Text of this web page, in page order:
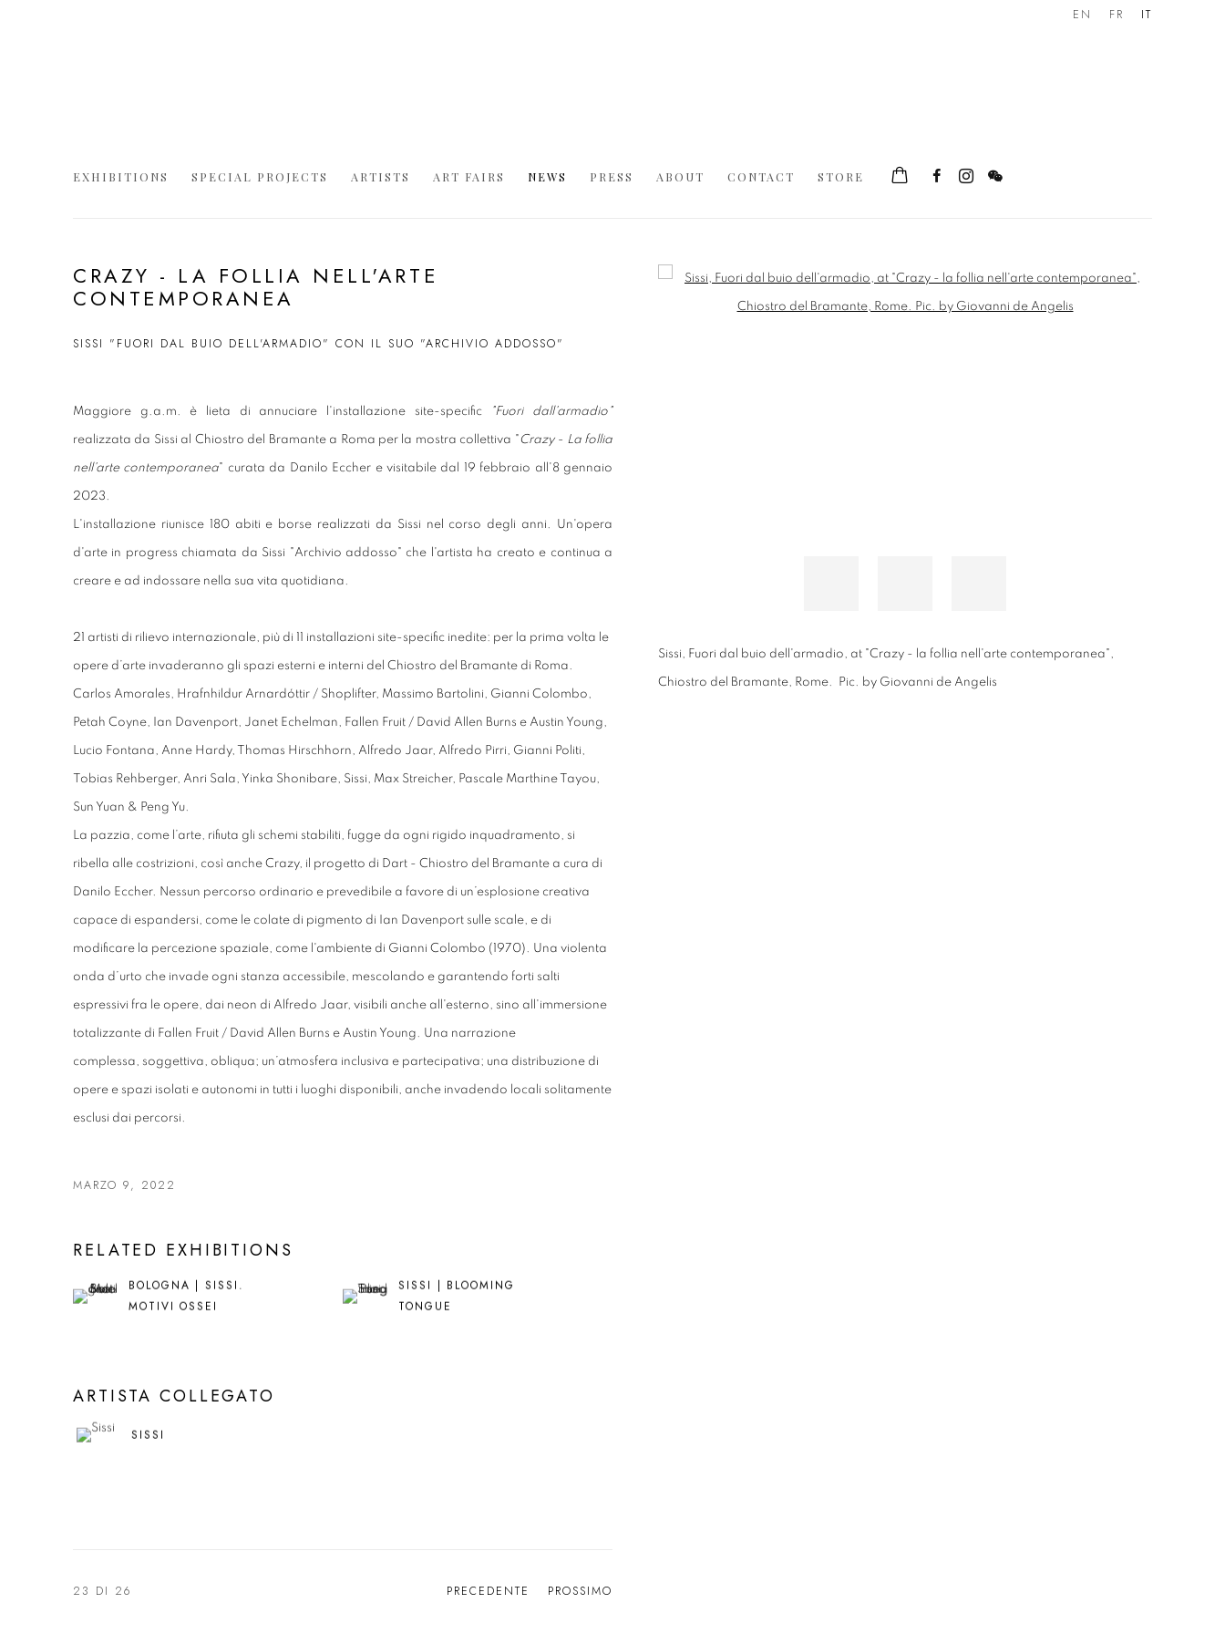
EXHIBITIONS SPECIAL PROJECTS ARTISTS ART FAIRS NEWS PRESS ABOUT CONTACT STORE
EN FR IT
CRAZY - LA FOLLIA NELL'ARTE
CONTEMPORANEA
SISSI "FUORI DAL BUIO DELL'ARMADIO" CON IL SUO "ARCHIVIO ADDOSSO"
Open a larger version of the following image in a popup:
Sissi, Fuori dal buio dell'armadio, at "Crazy - la follia nell'arte contemporanea",
Chiostro del Bramante, Rome. Pic. by Giovanni de Angelis
Maggiore g.a.m. è lieta di annuciare l'installazione site-specific "Fuori dall'armadio"
realizzata da Sissi al Chiostro del Bramante a Roma per la mostra collettiva "Crazy - La follia
nell'arte contemporanea" curata da Danilo Eccher e visitabile dal 19 febbraio all'8 gennaio
2023.
L'installazione riunisce 180 abiti e borse realizzati da Sissi nel corso degli anni. Un'opera
d'arte in progress chiamata da Sissi "Archivio addosso" che l'artista ha creato e continua a
creare e ad indossare nella sua vita quotidiana.
21 artisti di rilievo internazionale, più di 11 installazioni site-specific inedite: per la prima volta le
opere d’arte invaderanno gli spazi esterni e interni del Chiostro del Bramante di Roma.
Carlos Amorales, Hrafnhildur Arnardóttir / Shoplifter, Massimo Bartolini, Gianni Colombo,
Petah Coyne, Ian Davenport, Janet Echelman, Fallen Fruit / David Allen Burns e Austin Young,
Lucio Fontana, Anne Hardy, Thomas Hirschhorn, Alfredo Jaar, Alfredo Pirri, Gianni Politi,
Tobias Rehberger, Anri Sala, Yinka Shonibare, Sissi, Max Streicher, Pascale Marthine Tayou,
Sun Yuan & Peng Yu.
La pazzia, come l’arte, rifiuta gli schemi stabiliti, fugge da ogni rigido inquadramento, si
ribella alle costrizioni, così anche Crazy, il progetto di Dart - Chiostro del Bramante a cura di
Danilo Eccher. Nessun percorso ordinario e prevedibile a favore di un’esplosione creativa
capace di espandersi, come le colate di pigmento di Ian Davenport sulle scale, e di
modificare la percezione spaziale, come l'ambiente di Gianni Colombo (1970). Una violenta
onda d’urto che invade ogni stanza accessibile, mescolando e garantendo forti salti
espressivi fra le opere, dai neon di Alfredo Jaar, visibili anche all'esterno, sino all'immersione
totalizzante di Fallen Fruit / David Allen Burns e Austin Young. Una narrazione
complessa, soggettiva, obliqua; un’atmosfera inclusiva e partecipativa; una distribuzione di
opere e spazi isolati e autonomi in tutti i luoghi disponibili, anche invadendo locali solitamente
esclusi dai percorsi.
MARZO 9, 2022
RELATED EXHIBITIONS
BOLOGNA | SISSI.
MOTIVI OSSEI
SISSI | BLOOMING
TONGUE
ARTISTA COLLEGATO
SISSI
PRECEDENTE PROSSIMO
23 DI 26